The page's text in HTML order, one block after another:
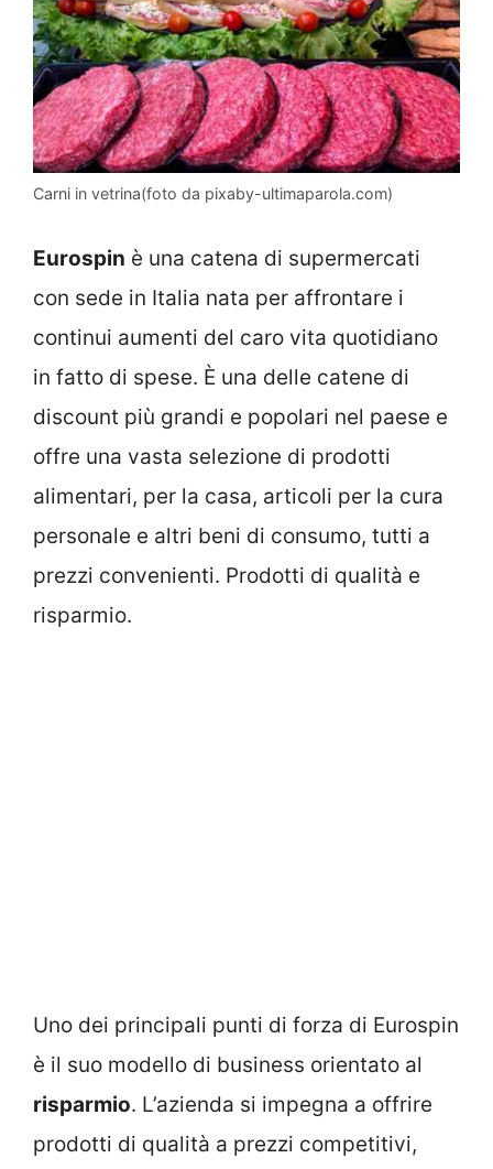
Carni in vetrina(foto da pixaby-ultimaparola.com)
Eurospin è una catena di supermercati
con sede in Italia nata per affrontare i
continui aumenti del caro vita quotidiano
in fatto di spese. È una delle catene di
discount più grandi e popolari nel paese e
offre una vasta selezione di prodotti
alimentari, per la casa, articoli per la cura
personale e altri beni di consumo, tutti a
prezzi convenienti. Prodotti di qualità e
risparmio.
Uno dei principali punti di forza di Eurospin
è il suo modello di business orientato al
risparmio. L’azienda si impegna a offrire
prodotti di qualità a prezzi competitivi,